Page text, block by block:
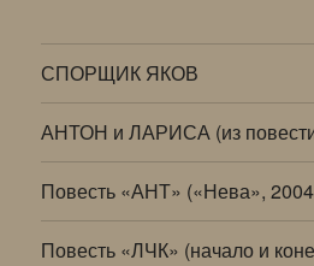
СПОРЩИК ЯКОВ
АНТОН и ЛАРИСА (из
Повесть «АНТ» («Нева»,
Повесть «ЛЧК» (начало и